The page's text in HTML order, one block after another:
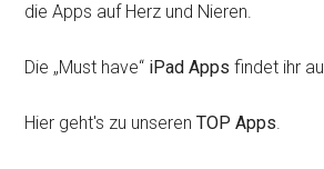
die Apps auf Herz und Nieren.
Die „Must have“ iPad Apps findet ihr
Hier geht's zu unserenTOP Apps.